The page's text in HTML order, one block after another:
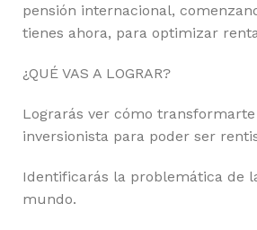
pensión internacional,
tienes ahora, para optimizar
¿QUÉ VAS A LOGRAR?
Lograrás ver cómo
inversionista para poder ser
Identificarás la problemática de
mundo.